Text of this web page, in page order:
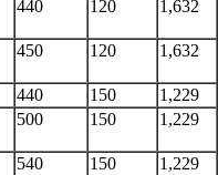
440 120 1,632
450 120 1,632
440 150
1,229
500 150 1,229
540 150 1,229